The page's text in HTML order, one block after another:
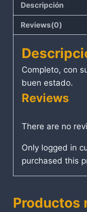
Descripción
Reviews(0)
Completo, con
buen estado.
Reviews
There are no
Only logged in
purchased this
Productos